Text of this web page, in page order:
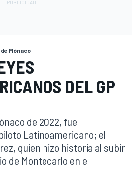
de Mónaco
DEL GP
de 2022, fue
Latinoamericano; el
quien hizo historia al subir
de Montecarlo en el